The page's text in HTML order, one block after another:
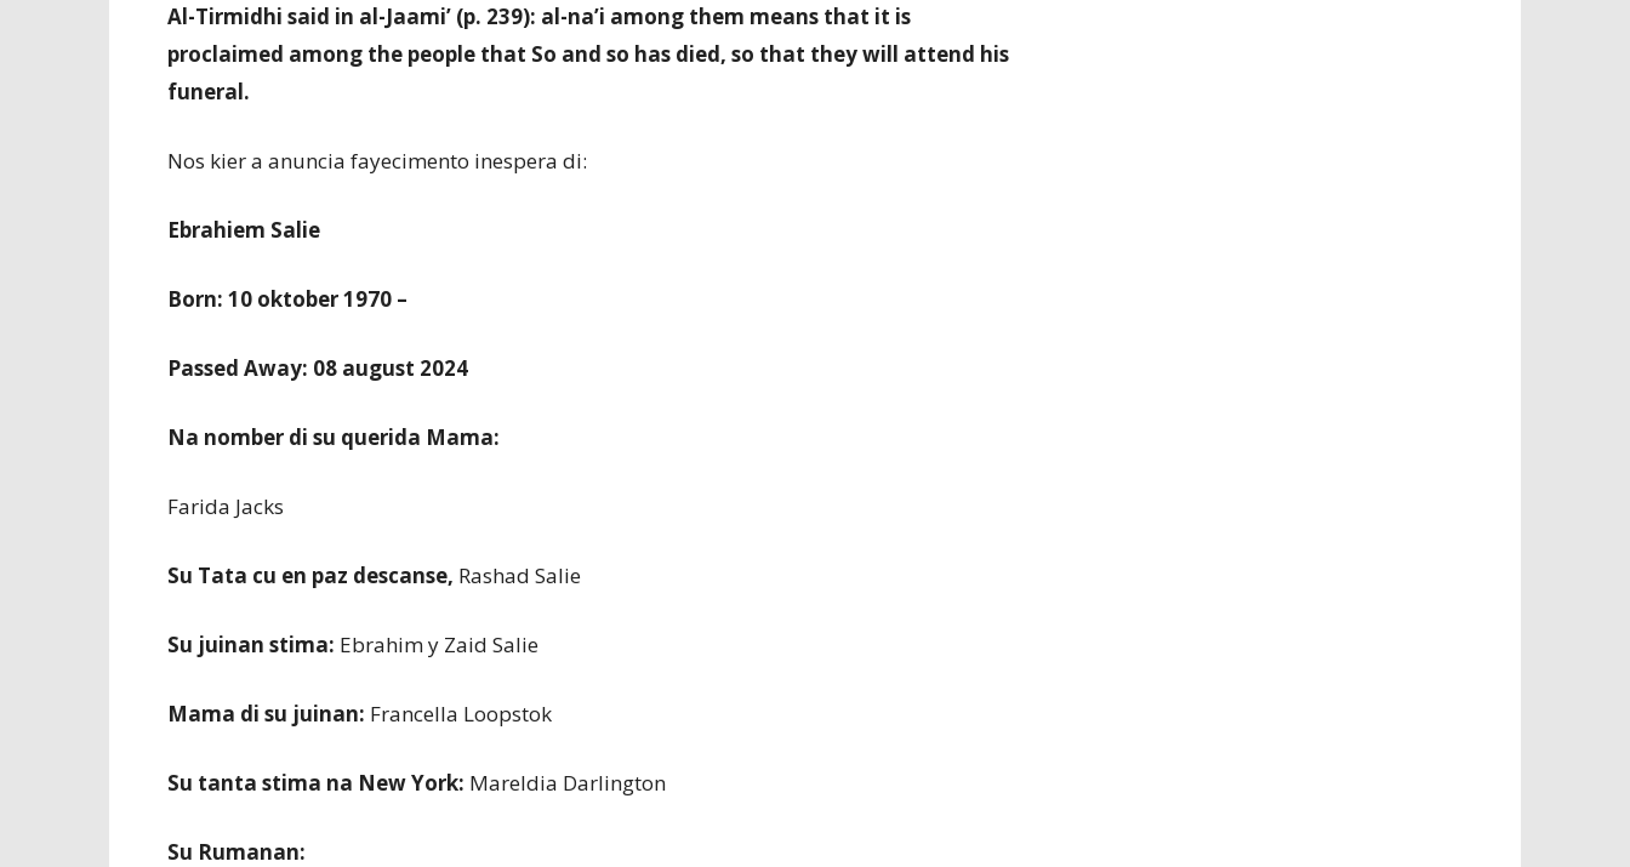
Al-Tirmidhi said in al-Jaami’ (p. 239): al-na’i among them means that it is
proclaimed among the people that So and so has died, so that they will attend his
funeral.
Nos kier a anuncia fayecimento inespera di:
Ebrahiem Salie
Born: 10 oktober 1970 –
Passed Away: 08 august 2024
Na nomber di su querida Mama:
Farida Jacks
Su Tata cu en paz descanse, Rashad Salie
Su juinan stima: Ebrahim y Zaid Salie
Mama di su juinan: Francella Loopstok
Su tanta stima na New York: Mareldia Darlington
Su Rumanan: